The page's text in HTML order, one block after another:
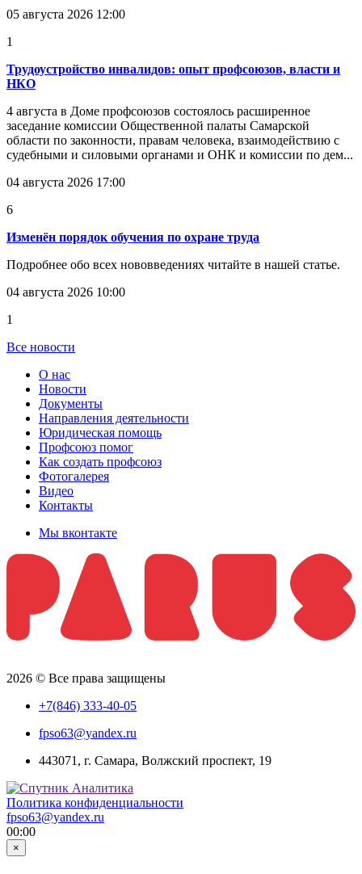
05 августа 2026 12:00
1
Трудоустройство инвалидов: опыт профсоюзов, власти и
НКО
4 августа в Доме профсоюзов состоялось расширенное
заседание комиссии Общественной палаты Самарской
области по законности, правам человека, взаимодействию с
судебными и силовыми органами и ОНК и комиссии по дем...
04 августа 2026 17:00
6
Изменён порядок обучения по охране труда
Подробнее обо всех нововведениях читайте в нашей статье.
04 августа 2026 10:00
1
Все новости
О нас
Новости
Документы
Направления деятельности
Юридическая помощь
Профсоюз помог
Как создать профсоюз
Фотогалерея
Видео
Контакты
Мы вконтакте
2026 © Все права защищены
+7(846) 333-40-05
fpso63@yandex.ru
443071, г. Самара, Волжский проспект, 19
Политика конфиденциальности
fpso63@yandex.ru
00:00
×